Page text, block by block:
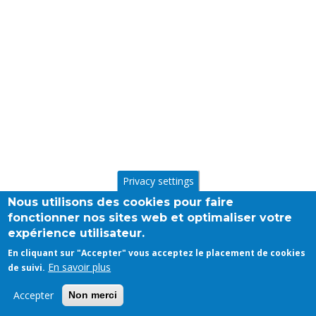
Privacy settings
Nous utilisons des cookies pour faire
fonctionner nos sites web et optimaliser votre
expérience utilisateur.
En cliquant sur "Accepter" vous acceptez le placement de cookies
de suivi. En savoir plus
Accepter Non merci